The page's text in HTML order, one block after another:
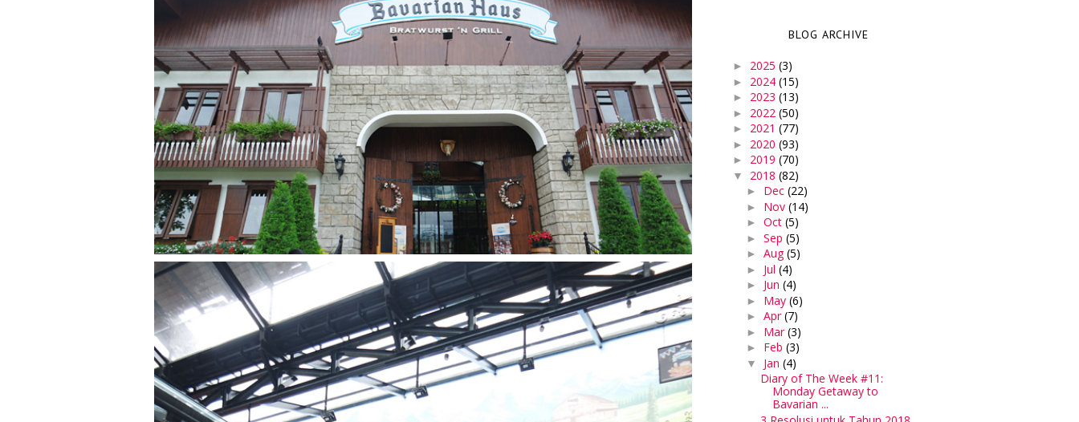
BLOG ARCHIVE
► 2025 (3)
► 2024 (15)
► 2023 (13)
► 2022 (50)
► 2021 (77)
► 2020 (93)
► 2019 (70)
▼ 2018 (82)
► Dec (22)
► Nov (14)
► Oct (5)
► Sep (5)
► Aug(5)
► Jul (4)
► Jun (4)
► May (6)
► Apr(7)
► Mar(3)
► Feb (3)
▼ Jan (4)
Diary of The Week #11:
Monday Getaway to
Bavarian ...